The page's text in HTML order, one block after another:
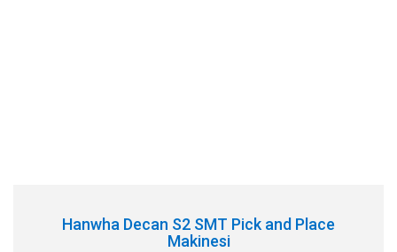
Hanwha Decan S2 SMT Pick and Place
Makinesi